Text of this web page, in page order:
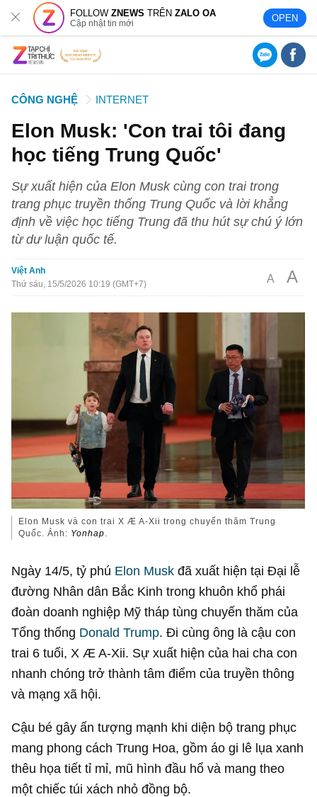
FOLLOWZNEWS TRÊNZALO OA
Cập nhật tin mới OPEN
CÔNG NGHỆ INTERNET
Elon Musk: 'Con trai tôi đang
học tiếng Trung Quốc'
Sự xuất hiện của Elon Musk cùng con trai trong
trang phục truyền thống Trung Quốc và lời khẳng
định về việc học tiếng Trung đã thu hút sự chú ý lớn
từ dư luận quốc tế.
Việt Anh
Thứ sáu, 15/5/2026 10:19 (GMT+7)
A A
Elon Musk và con trai X Æ A-Xii trong chuyến thăm Trung
Quốc. Ảnh: Yonhap.
Ngày 14/5, tỷ phú Elon Musk đã xuất hiện tại Đại lễ
đường Nhân dân Bắc Kinh trong khuôn khổ phái
đoàn doanh nghiệp Mỹ tháp tùng chuyến thăm của
Tổng thống Donald Trump. Đi cùng ông là cậu con
trai 6 tuổi, X Æ A-Xii. Sự xuất hiện của hai cha con
nhanh chóng trở thành tâm điểm của truyền thông
và mạng xã hội.
Cậu bé gây ấn tượng mạnh khi diện bộ trang phục
mang phong cách Trung Hoa, gồm áo gi lê lụa xanh
thêu họa tiết tỉ mỉ, mũ hình đầu hổ và mang theo
một chiếc túi xách nhỏ đồng bộ.